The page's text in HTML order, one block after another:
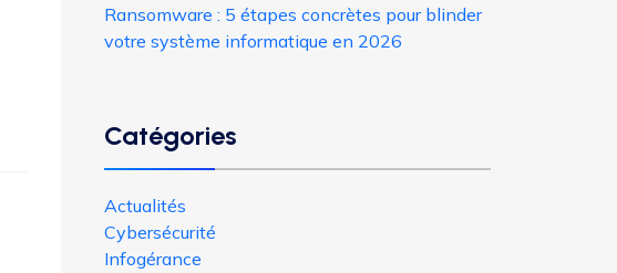
Ransomware : 5 étapes concrètes pour blinder
votre système informatique en 2026
Catégories
Actualités
Cybersécurité
Infogérance